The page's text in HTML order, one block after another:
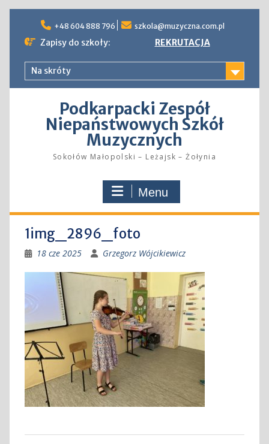
content
+48 604 888 796 szkola@muzyczna.com.pl
Zapisy do szkoły: REKRUTACJA
Na skróty
Podkarpacki Zespół
Niepaństwowych Szkół
Muzycznych
Sokołów Małopolski – Leżajsk – Żołynia
Menu
1img_2896_foto
18 cze 2025 Grzegorz Wójcikiewicz